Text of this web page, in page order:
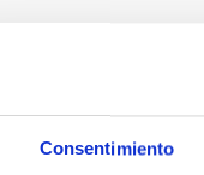
Consentimiento